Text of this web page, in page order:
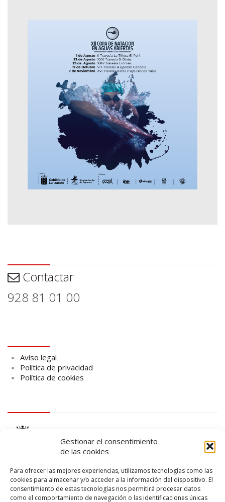
Gestionar el consentimiento
de las cookies
Para ofrecer las mejores experiencias, utilizamos tecnologías como las
cookies para almacenar y/o acceder a la información del dispositivo. El
consentimiento de estas tecnologías nos permitirá procesar datos
como el comportamiento de navegación o las identificaciones únicas
Contactar
928 81 01 00
Aviso legal
Política de privacidad
Política de cookies
logo SID